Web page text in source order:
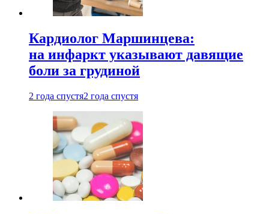
Кардиолог Маршинцева:
на инфаркт указывают давящие
боли за грудиной
2 года спустя2 года спустя